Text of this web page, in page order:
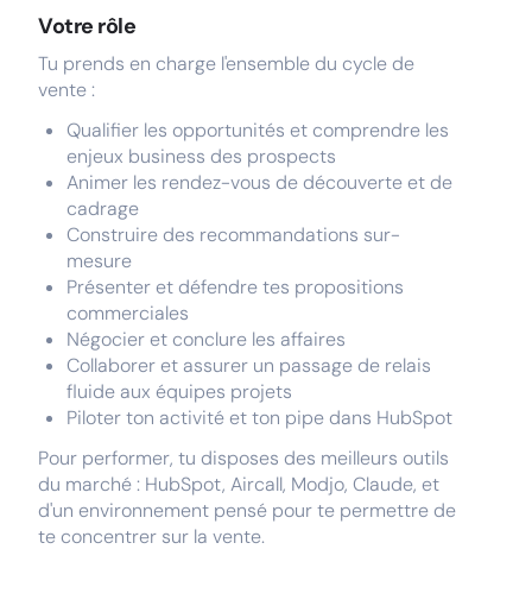
Votre rôle
Tu prends en charge l'ensemble du cycle de
vente :
Qualifier les opportunités et comprendre les
enjeux business des prospects
Animer les rendez-vous de découverte et de
cadrage
Construire des recommandations sur-
mesure
Présenter et défendre tes propositions
commerciales
Négocier et conclure les affaires
Collaborer et assurer un passage de relais
fluide aux équipes projets
Piloter ton activité et ton pipe dans HubSpot
Pour performer, tu disposes des meilleurs outils
du marché : HubSpot, Aircall, Modjo, Claude, et
d'un environnement pensé pour te permettre de
te concentrer sur la vente.